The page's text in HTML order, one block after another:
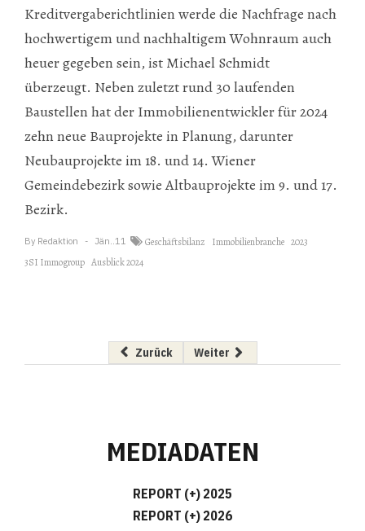
Kreditvergaberichtlinien werde die Nachfrage nach
hochwertigem und nachhaltigem Wohnraum auch
heuer gegeben sein, ist Michael Schmidt
überzeugt. Neben zuletzt rund 30 laufenden
Baustellen hat der Immobilienentwickler für 2024
zehn neue Bauprojekte in Planung, darunter
Neubauprojekte im 18. und 14. Wiener
Gemeindebezirk sowie Altbauprojekte im 9. und 17.
Bezirk.
By Redaktion Jän..11 Geschäftsbilanz Immobilienbranche 2023
3SI Immogroup Ausblick 2024
Vorheriger Beitrag: Klinkeralternativen im
Zurück Nächster Beitrag: Delta
Weiter
MEDIADATEN
REPORT (+) 2025
REPORT (+) 2026